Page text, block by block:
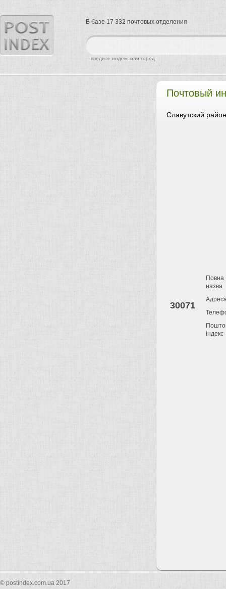
Почтовый
Славутский
30071
Повна
назва
індекс
найти
введите индекс или город
В базе 17 332 почтовых отделения
© postindex.com.ua 2017